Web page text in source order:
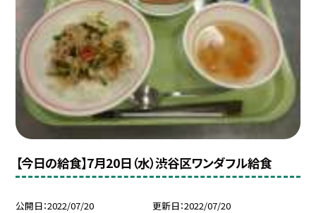
【今日の給食】7月20日（水）渋谷区ワンダフル給食
公開日 2022/07/20 更新日 2022/07/20